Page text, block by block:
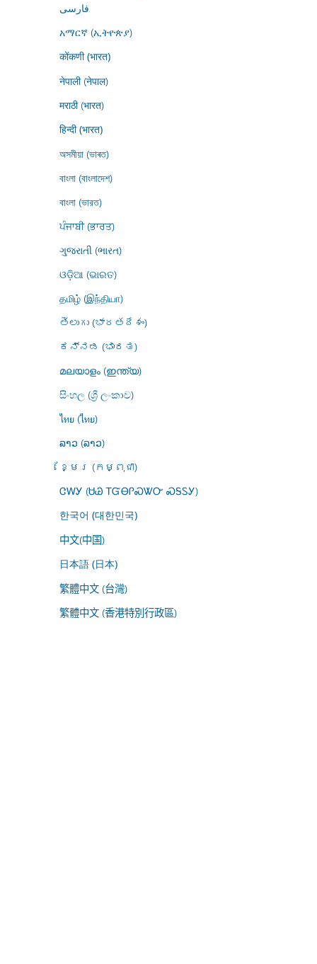
فارسى
አማርኛ (ኢትዮጵያ)
कोंकणी (भारत)
नेपाली (नेपाल)
मराठी (भारत)
हिन्दी (भारत)
অসমীয়া (ভাৰত)
বাংলা (বাংলাদেশ)
বাংলা (ভারত)
ਪੰਜਾਬੀ (ਭਾਰਤ)
ગુજરાતી (ભારત)
ଓଡ଼ିଆ (ଭାରତ)
தமிழ் (இந்தியா)
తెలుగు (భారతదేశం)
ಕನ್ನಡ (ಭಾರತ)
മലയാളം (ഇന്ത്യ)
සිංහල (ශ්‍රී ලංකාව)
ไทย (ไทย)
ລາວ (ລາວ)
ខ្មែរ (កម្ពុជា)
ᏣᎳᎩ (ᏌᏊ ᎢᏳᎾᎵᏍᏔᏅ ᏍᎦᏚᎩ)
한국어 (대한민국)
中文(中国)
日本語 (日本)
繁體中文 (台灣)
繁體中文 (香港特別行政區)